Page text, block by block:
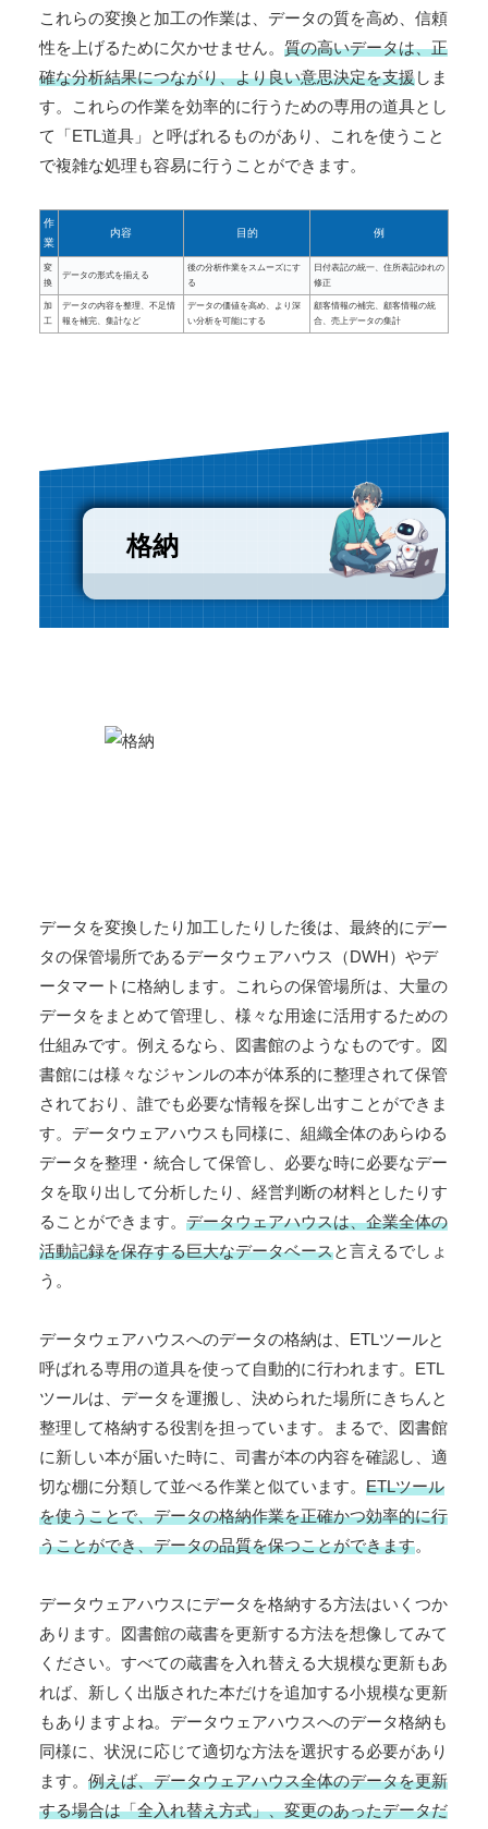
これらの変換と加工の作業は、データの質を高め、信頼
性を上げるために欠かせません。 質の高いデータは、正
確な分析結果につながり、より良い意思決定を支援しま
す。これらの作業を効率的に行うための専用の道具とし
て「ETL道具」と呼ばれるものがあり、これを使うこと
で複雑な処理も容易に行うことができます。
作
業
内容 目的 例
変
換
データの形式を揃える
後の分析作業をスムーズにす
る
日付表記の統一、住所表記ゆれの
修正
加
工
データの内容を整理、不足情
報を補完、集計など
データの価値を高め、より深
い分析を可能にする
顧客情報の補完、顧客情報の統
合、売上データの集計
格納
データを変換したり加工したりした後は、最終的にデー
タの保管場所であるデータウェアハウス（DWH）やデ
ータマートに格納します。これらの保管場所は、大量の
データをまとめて管理し、様々な用途に活用するための
仕組みです。例えるなら、図書館のようなものです。図
書館には様々なジャンルの本が体系的に整理されて保管
されており、誰でも必要な情報を探し出すことができま
す。データウェアハウスも同様に、組織全体のあらゆる
データを整理・統合して保管し、必要な時に必要なデー
タを取り出して分析したり、経営判断の材料としたりす
ることができます。 データウェアハウスは、企業全体の
活動記録を保存する巨大なデータベースと言えるでしょ
う。
データウェアハウスへのデータの格納は、ETLツールと
呼ばれる専用の道具を使って自動的に行われます。ETL
ツールは、データを運搬し、決められた場所にきちんと
整理して格納する役割を担っています。まるで、図書館
に新しい本が届いた時に、司書が本の内容を確認し、適
切な棚に分類して並べる作業と似ています。 ETLツール
を使うことで、データの格納作業を正確かつ効率的に行
うことができ、データの品質を保つことができます。
データウェアハウスにデータを格納する方法はいくつか
あります。図書館の蔵書を更新する方法を想像してみて
ください。すべての蔵書を入れ替える大規模な更新もあ
れば、新しく出版された本だけを追加する小規模な更新
もありますよね。データウェアハウスへのデータ格納も
同様に、状況に応じて適切な方法を選択する必要があり
ます。 例えば、データウェアハウス全体のデータを更新
する場合は「全入れ替え方式」、変更のあったデータだ